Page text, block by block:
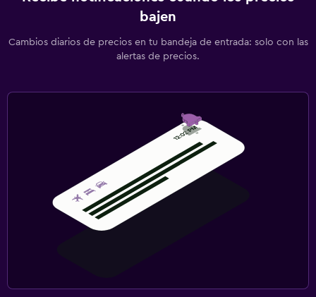
bajen
Cambios diarios de precios en tu bandeja de entrada: solo con las
alertas de precios.